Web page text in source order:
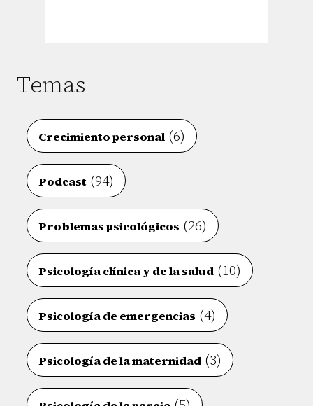
Temas
Crecimiento personal (6)
Podcast (94)
Problemas psicológicos (26)
Psicología clínica y de la salud (10)
Psicología de emergencias (4)
Psicología de la maternidad (3)